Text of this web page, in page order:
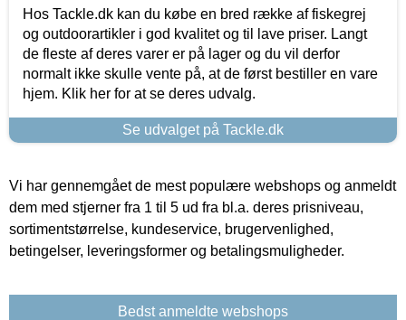
Hos Tackle.dk kan du købe en bred række af fiskegrej
og outdoorartikler i god kvalitet og til lave priser. Langt
de fleste af deres varer er på lager og du vil derfor
normalt ikke skulle vente på, at de først bestiller en vare
hjem. Klik her for at se deres udvalg.
Se udvalget på Tackle.dk
Vi har gennemgået de mest populære webshops og anmeldt
dem med stjerner fra 1 til 5 ud fra bl.a. deres prisniveau,
sortimentstørrelse, kundeservice, brugervenlighed,
betingelser, leveringsformer og betalingsmuligheder.
Bedst anmeldte webshops